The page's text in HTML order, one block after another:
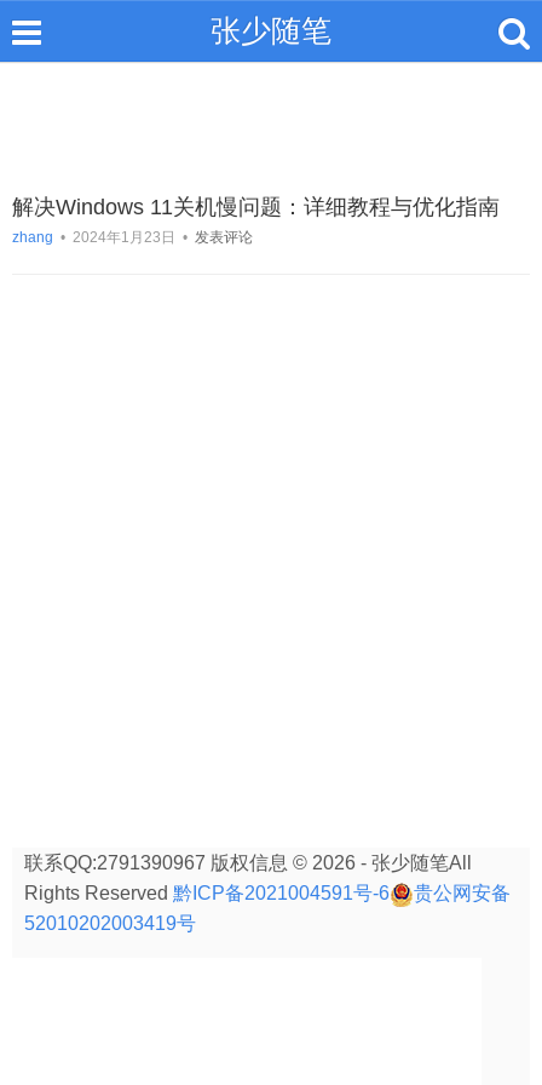
张少随笔
解决Windows 11关机慢问题：详细教程与优化指南
zhang • 2024年1月23日 • 发表评论
联系QQ:2791390967 版权信息 © 2026 - 张少随笔All
Rights Reserved 黔ICP备2021004591号-6
贵公网安备
52010202003419号